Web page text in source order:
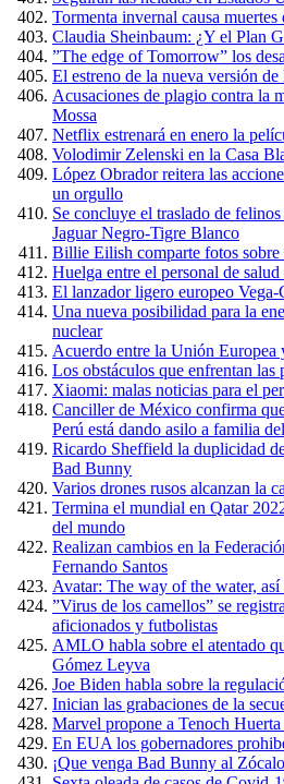
Tormenta invernal causa
Claudia Sheinbaum: ¿Y el Plan
”The edge of Tomorrow” los
El estreno de la nueva versión
Acusaciones de plagio contra la
Mossa
Netflix estrenará en enero la
Volodimir Zelenski en la Casa
López Obrador reitera las
un orgullo
Se concluye el traslado de
Jaguar Negro-Tigre Blanco
Billie Eilish comparte fotos sobre
Huelga entre el personal de
El lanzador ligero europeo Vega-
Una nueva posibilidad para la
nuclear
Acuerdo entre la Unión Europea
Los obstáculos que enfrentan las
Xiaomi: malas noticias para el
Canciller de México confirma
Perú está dando asilo a familia
Ricardo Sheffield la duplicidad
Bad Bunny
Varios drones rusos alcanzan la
Termina el mundial en Qatar
del mundo
Realizan cambios en la
Fernando Santos
Avatar: The way of the water, así
”Virus de los camellos” se
aficionados y futbolistas
AMLO habla sobre el atentado
Gómez Leyva
Joe Biden habla sobre la
Inician las grabaciones de la
Marvel propone a Tenoch Huerta
En EUA los gobernadores
¡Que venga Bad Bunny al